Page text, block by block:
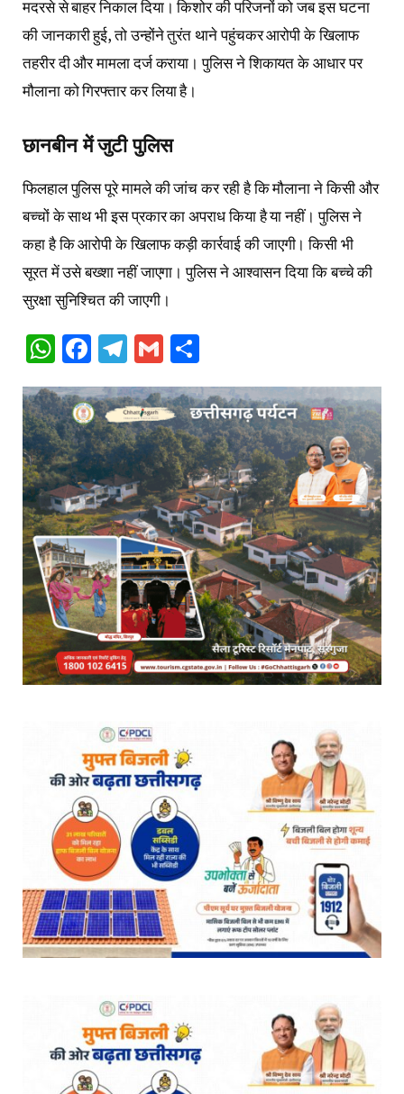
मदरसे से बाहर निकाल दिया। किशोर की परिजनों को जब इस घटना
की जानकारी हुई, तो उन्होंने तुरंत थाने पहुंचकर आरोपी के खिलाफ
तहरीर दी और मामला दर्ज कराया। पुलिस ने शिकायत के आधार पर
मौलाना को गिरफ्तार कर लिया है।
छानबीन में जुटी पुलिस
फिलहाल पुलिस पूरे मामले की जांच कर रही है कि मौलाना ने किसी और
बच्चों के साथ भी इस प्रकार का अपराध किया है या नहीं। पुलिस ने
कहा है कि आरोपी के खिलाफ कड़ी कार्रवाई की जाएगी। किसी भी
सूरत में उसे बख्शा नहीं जाएगा। पुलिस ने आश्वासन दिया कि बच्चे की
सुरक्षा सुनिश्चित की जाएगी।
WhatsApp
Facebook
Telegram
Gmail